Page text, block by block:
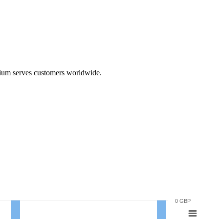
serves customers worldwide.
0 GBP